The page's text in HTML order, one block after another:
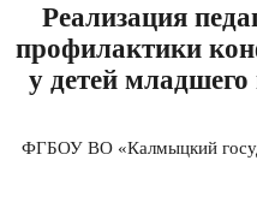
Реализация
профилактики
у детей младшего
ФГБОУ ВО «Калмыцкий